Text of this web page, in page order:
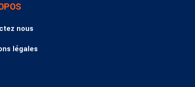
nous
légales